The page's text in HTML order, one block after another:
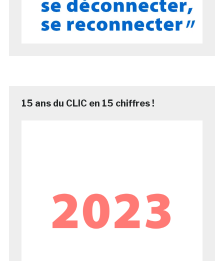
15 ans du CLIC en 15 chiffres !